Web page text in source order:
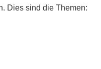
Dies sind die Themen: